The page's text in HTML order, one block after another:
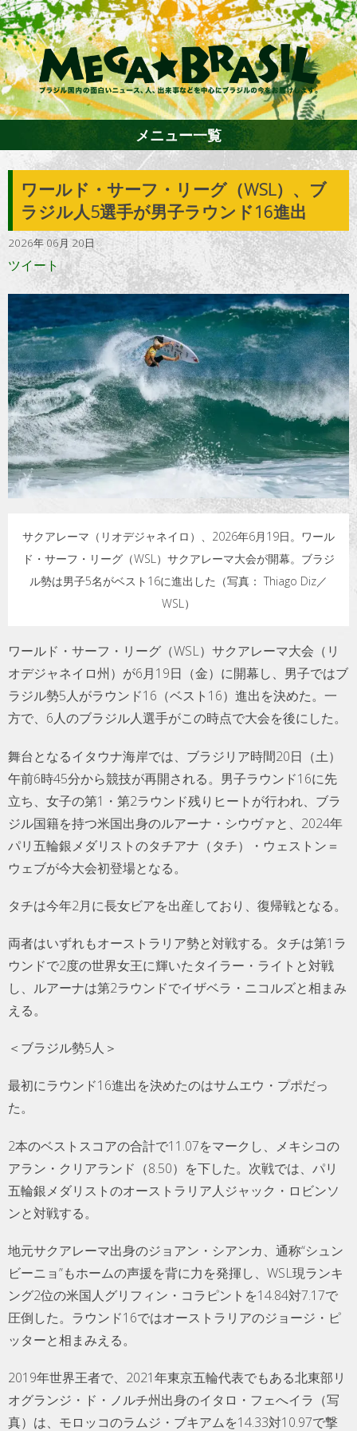
ホーム
ファション
エンターテイメント
グルメ
トラベル
サッカー
PEOPLE
ビジネス
コラム
メニュー一覧
ワールド・サーフ・リーグ（WSL）、ブ
ラジル人5選手が男子ラウンド16進出
2026年 06月 20日
サクアレーマ（リオデジャネイロ）、2026年6月19日。ワール
ド・サーフ・リーグ（WSL）サクアレーマ大会が開幕。ブラジ
ル勢は男子5名がベスト16に進出した（写真： Thiago Diz／
WSL）
ワールド・サーフ・リーグ（WSL）サクアレーマ大会（リ
オデジャネイロ州）が6月19日（金）に開幕し、男子ではブ
ラジル勢5人がラウンド16（ベスト16）進出を決めた。一
方で、6人のブラジル人選手がこの時点で大会を後にした。
舞台となるイタウナ海岸では、ブラジリア時間20日（土）
午前6時45分から競技が再開される。男子ラウンド16に先
立ち、女子の第1・第2ラウンド残りヒートが行われ、ブラ
ジル国籍を持つ米国出身のルアーナ・シウヴァと、2024年
パリ五輪銀メダリストのタチアナ（タチ）・ウェストン＝
ウェブが今大会初登場となる。
タチは今年2月に長女ビアを出産しており、復帰戦となる。
両者はいずれもオーストラリア勢と対戦する。タチは第1ラ
ウンドで2度の世界女王に輝いたタイラー・ライトと対戦
し、ルアーナは第2ラウンドでイザベラ・ニコルズと相まみ
える。
＜ブラジル勢5人＞
最初にラウンド16進出を決めたのはサムエウ・プポだっ
た。
2本のベストスコアの合計で11.07をマークし、メキシコの
アラン・クリアランド（8.50）を下した。次戦では、パリ
五輪銀メダリストのオーストラリア人ジャック・ロビンソ
ンと対戦する。
地元サクアレーマ出身のジョアン・シアンカ、通称“シュン
ビーニョ”もホームの声援を背に力を発揮し、WSL現ランキ
ング2位の米国人グリフィン・コラピントを14.84対7.17で
圧倒した。ラウンド16ではオーストラリアのジョージ・ピ
ッターと相まみえる。
2019年世界王者で、2021年東京五輪代表でもある北東部リ
オグランジ・ド・ノルチ州出身のイタロ・フェへイラ（写
真）は、モロッコのラムジ・ブキアムを14.33対10.97で撃